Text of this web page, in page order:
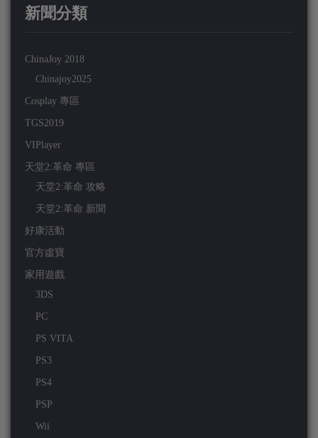
新聞分類
ChinaJoy 2018
Chinajoy2025
Cosplay 專區
TGS2019
VIPlayer
天堂2:革命 專區
天堂2:革命 攻略
天堂2:革命 新聞
好康活動
官方虛寶
家用遊戲
3DS
PC
PS VITA
PS3
PS4
PSP
Wii